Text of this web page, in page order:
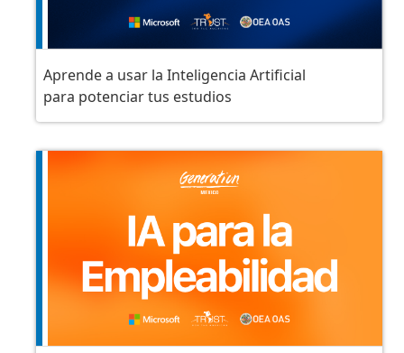
Aprende a usar la Inteligencia Artificial
para potenciar tus estudios